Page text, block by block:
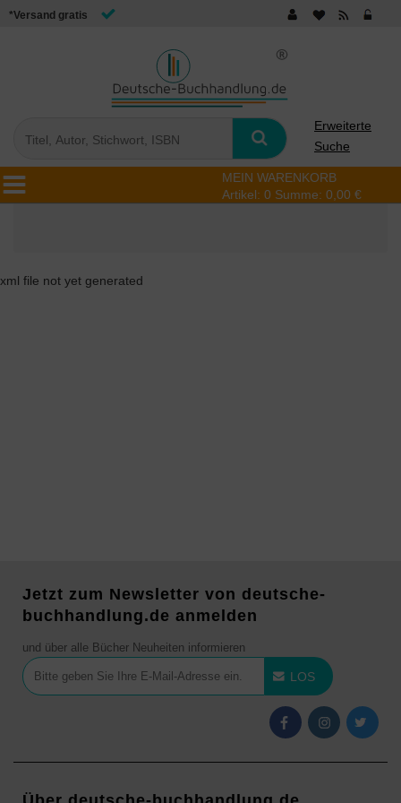
*Versand gratis
Erweiterte
Suche
MEIN WARENKORB
Artikel: 0 Summe: 0,00 €
xml file not yet generated
Jetzt zum Newsletter von deutsche-
buchhandlung.de anmelden
und über alle Bücher Neuheiten informieren
LOS